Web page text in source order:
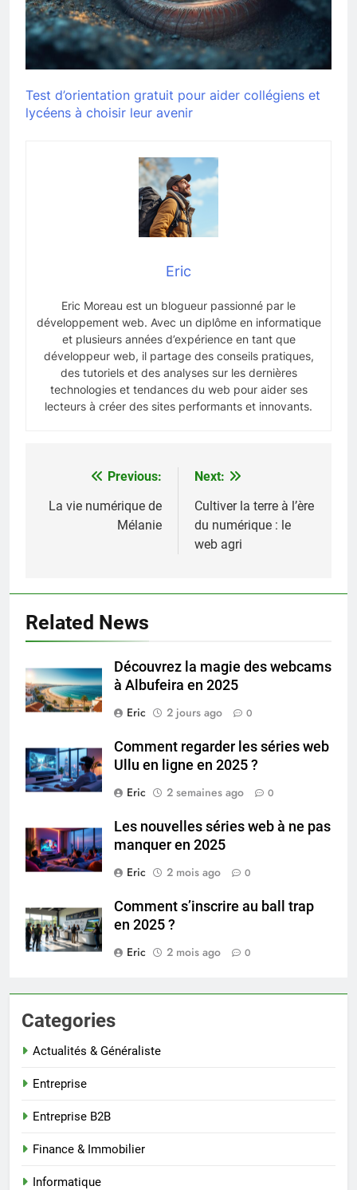
Test d’orientation gratuit pour aider collégiens et
lycéens à choisir leur avenir
Eric
Eric Moreau est un blogueur passionné par le
développement web. Avec un diplôme en informatique
et plusieurs années d’expérience en tant que
développeur web, il partage des conseils pratiques,
des tutoriels et des analyses sur les dernières
technologies et tendances du web pour aider ses
lecteurs à créer des sites performants et innovants.
Navigation
de
Previous:
La vie numérique de
Mélanie
Next:
Cultiver la terre à l’ère
du numérique : le
web agri
Related News
Découvrez la magie des webcams
à Albufeira en 2025
Eric
2 jours ago 0
Comment regarder les séries web
Ullu en ligne en 2025 ?
Eric
2 semaines ago 0
Les nouvelles séries web à ne pas
manquer en 2025
Eric
2 mois ago 0
Comment s’inscrire au ball trap
en 2025 ?
Eric
2 mois ago 0
Categories
Actualités & Généraliste
Entreprise
Entreprise B2B
Finance & Immobilier
Informatique